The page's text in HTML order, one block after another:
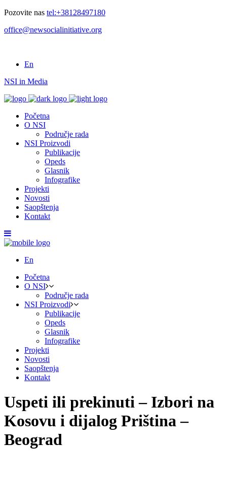
Pozovite nas tel:+38128497180
office@newsocialinitiative.org
En
NSI in Media
Početna
O NSI
Područje rada
NSI Proizvodi
Publikacije
Opeds
Glasnik
Infografike
Projekti
Novosti
Saopštenja
Kontakt
En
Početna
O NSI
Područje rada
NSI Proizvodi
Publikacije
Opeds
Glasnik
Infografike
Projekti
Novosti
Saopštenja
Kontakt
Uspeti ili prekinuti – Izbori na
Kosovu i dijalog Priština –
Beograd